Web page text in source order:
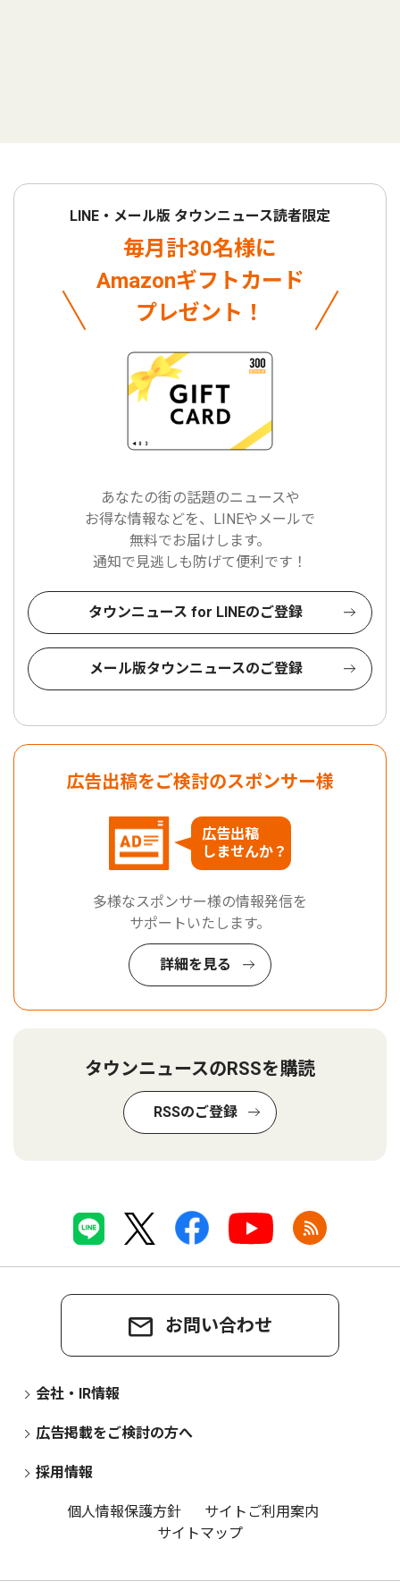
LINE・メール版 タウンニュース読者限定
毎月計30名様に
Amazonギフトカード
プレゼント！
あなたの街の話題のニュースや
お得な情報などを、LINEやメールで
無料でお届けします。
通知で見逃しも防げて便利です！
タウンニュース for LINEのご登録
メール版タウンニュースのご登録
広告出稿をご検討のスポンサー様
広告出稿
しませんか？
多様なスポンサー様の情報発信を
サポートいたします。
詳細を見る
タウンニュースのRSSを購読
RSSのご登録
お問い合わせ
会社・IR情報
広告掲載をご検討の方へ
採用情報
個人情報保護方針
サイトご利用案内
サイトマップ